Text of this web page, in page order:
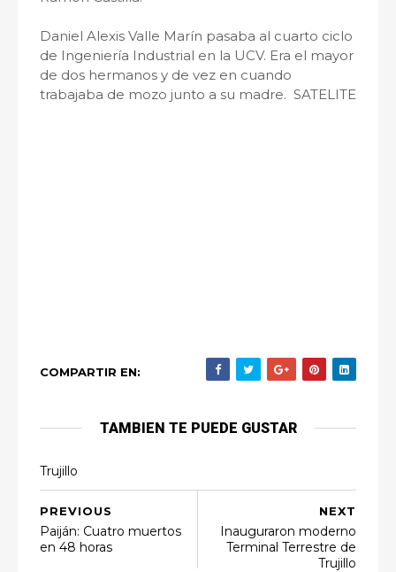
Daniel Alexis Valle Marín pasaba al cuarto ciclo
de Ingeniería Industrial en la UCV. Era el mayor
de dos hermanos y de vez en cuando
trabajaba de mozo junto a su madre. SATELITE
COMPARTIR EN:
TAMBIEN TE PUEDE GUSTAR
Trujillo
NEXT
Inauguraron moderno
Terminal Terrestre de
Trujillo
PREVIOUS
Paiján: Cuatro muertos
en 48 horas